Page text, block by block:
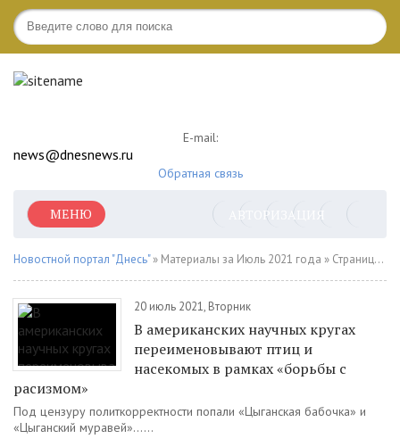
E-mail:
news@dnesnews.ru
Обратная связь
АВТОРИЗАЦИЯ
МЕНЮ
Новостной портал "Днесь"» Материалы за Июль 2021 года » Страница 5
20 июль 2021, Вторник
В американских научных кругах
переименовывают птиц и
насекомых в рамках «борьбы с
расизмом»
Под цензуру политкорректности попали «Цыганская бабочка» и
«Цыганский муравей»......